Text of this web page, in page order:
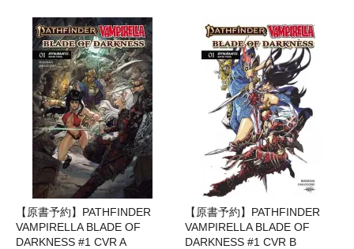
【原書予約】PATHFINDER
VAMPIRELLA BLADE OF
DARKNESS #1 CVR A
【原書予約】PATHFINDER
VAMPIRELLA BLADE OF
DARKNESS #1 CVR B